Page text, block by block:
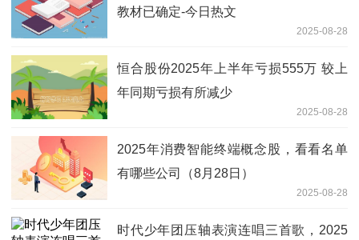
教材已确定-今日热文
2025-08-28
恒合股份2025年上半年亏损555万 较上
年同期亏损有所减少
2025-08-28
2025年消费智能终端概念股，看看名单
有哪些公司（8月28日）
2025-08-28
时代少年团压轴表演连唱三首歌，2025